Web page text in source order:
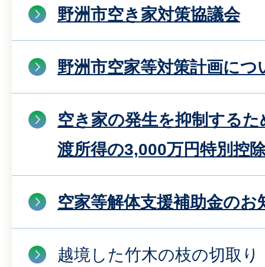
野洲市空き家対策協議会
野洲市空家等対策計画につ
空き家の発生を抑制する
渡所得の3,000万円特別控
空家等解体支援補助金のお
越境した竹木の枝の切取り